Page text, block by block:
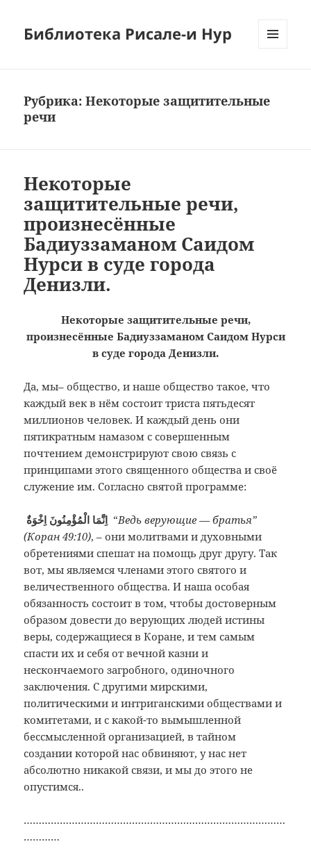
Библиотека Рисале-и Нур
Рубрика:Некоторые защитительные
речи
Некоторые
защитительные речи,
произнесённые
Бадиуззаманом Саидом
Нурси в суде города
Денизли.
Некоторые защитительные речи,
произнесённые Бадиуззаманом Саидом Нурси
в суде города Денизли.
Да, мы– общество, и наше общество такое, что
каждый век в нём состоит триста пятьдесят
миллионов человек. И каждый день они
пятикратным намазом с совершенным
почтением демонстрируют свою связь с
принципами этого священного общества и своё
служение им. Согласно святой программе:
“Ведь верующие — братья”
(Коран 49:10), – они молитвами и духовными
обретениями спешат на помощь друг другу. Так
вот, мы являемся членами этого святого и
величественного общества. И наша особая
обязанность состоит в том, чтобы достоверным
образом довести до верующих людей истины
веры, содержащиеся в Коране, и тем самым
спасти их и себя от вечной казни и
нескончаемого загробного, одиночного
заключения. С другими мирскими,
политическими и интриганскими обществами и
комитетами, и с какой-то вымышленной
бессмысленной организацией, в тайном
создании которой нас обвиняют, у нас нет
абсолютно никакой связи, и мы до этого не
опустимся..
……………………………………………………………………………
…………